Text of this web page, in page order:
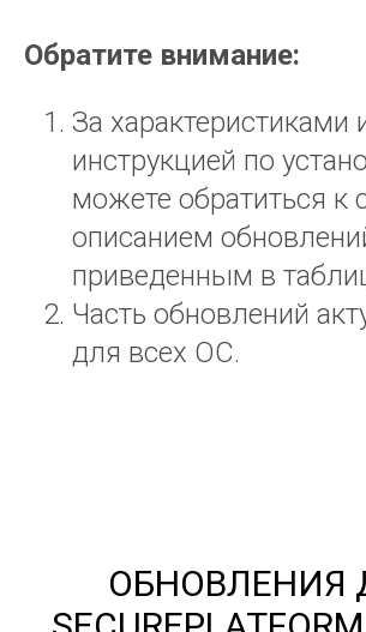
Обратите внимание:
За характеристиками
инструкцией по
можете обратиться к
описанием
приведенным в
Часть обновлений
для всех ОС.
ОБНОВЛЕНИЯ